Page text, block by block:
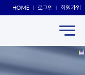
HOME 로그인 회원가입